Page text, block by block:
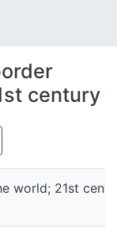
century
world; 21st